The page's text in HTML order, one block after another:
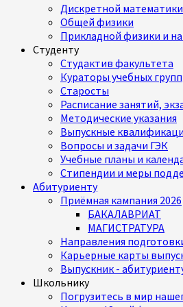
Дискретной
Общей физики
Прикладной физики и
Студенту
Студактив факультета
Кураторы учебных групп
Старосты
Расписание занятий,
Методические указания
Выпускные
Вопросы и задачи ГЭК
Учебные планы и
Стипендии и меры
Абитуриенту
Приёмная кампания 2026
БАКАЛАВРИАТ
МАГИСТРАТУРА
Направления
Карьерные карты
Выпускник -
Школьнику
Погрузитесь в мир